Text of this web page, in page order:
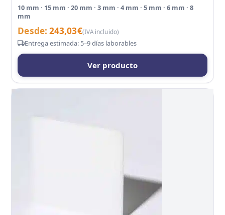
10 mm · 15 mm · 20 mm · 3 mm · 4 mm · 5 mm · 6 mm · 8
mm
Desde:243,03€(IVA incluido)
Entrega estimada: 5–9 días laborables
Ver producto